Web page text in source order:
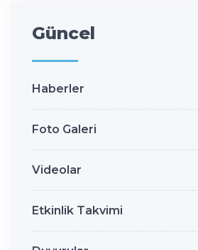
Güncel
Haberler
Foto Galeri
Videolar
Etkinlik Takvimi